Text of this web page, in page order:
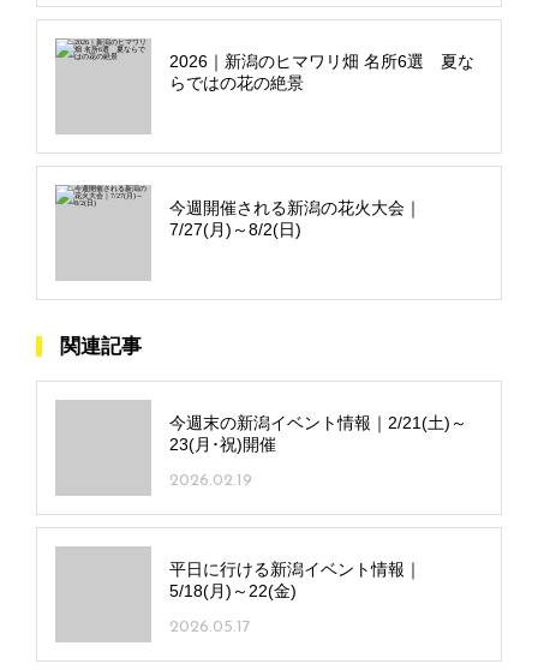
2026｜新潟のヒマワリ畑 名所6選 夏な
らではの花の絶景
今週開催される新潟の花火大会｜
7/27(月)～8/2(日)
関連記事
今週末の新潟イベント情報｜2/21(土)～
23(月･祝)開催
2026.02.19
平日に行ける新潟イベント情報｜
5/18(月)～22(金)
2026.05.17